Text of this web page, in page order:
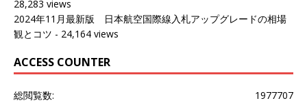
28,283 views
2024年11月最新版 日本航空国際線入札アップグレードの相場
観とコツ - 24,164 views
ACCESS COUNTER
1977707
総閲覧数: